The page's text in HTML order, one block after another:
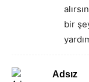
bir
Adsız